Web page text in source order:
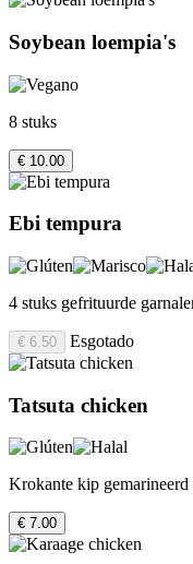
Soybean loempia's
8 stuks
€ 10.00
Ebi tempura
4 stuks gefrituurde
€ 6.50 Esgotado
Tatsuta chicken
Krokante kip
€ 7.00